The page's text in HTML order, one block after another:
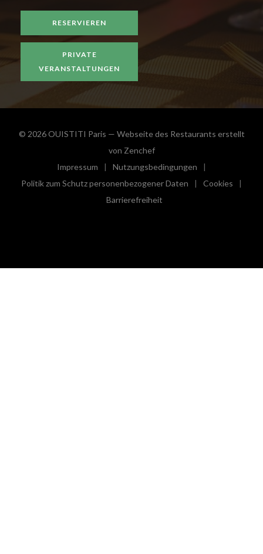
RESERVIEREN
PRIVATE
VERANSTALTUNGEN
© 2026 OUISTITI Paris — Webseite des Restaurants erstellt
von Zenchef((öffnet ein neues Fenster))
Impressum
((öffnet ein neues Fenster))
Nutzungsbedingungen
((öffnet ein neues Fenster))
Politik zum Schutz personenbezogener Daten
((öffnet ein neues Fenster))
Cookies
((öffnet
Barrierefreiheit